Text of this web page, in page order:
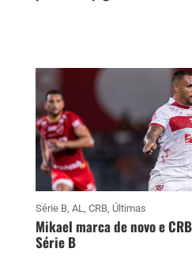
Série B, AL CRB, Últimas
Mikael marca de novo e
Série B